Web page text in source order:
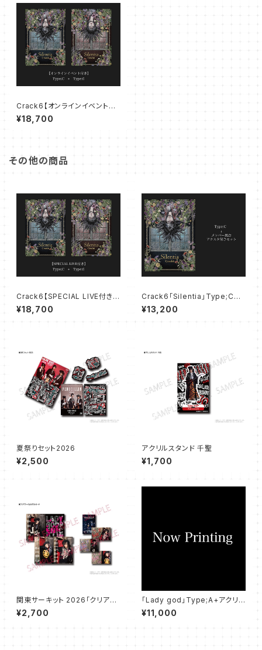
Crack6【オンラインイベント付
き】「Silentia」Type;C+Type;
6
¥18,700
その他の商品
Crack6【SPECIAL LIVE付き】
「Silentia」Type;C+Type;6
¥18,700
Crack6「Silentia」Type;C+メ
ンバー集合アクスタ付きセット
¥13,200
夏祭りセット2026
¥2,500
アクリルスタンド 千聖
¥1,700
関東サーキット 2026「クリアフ
ァイル＆ポストカード」
¥2,700
「Lady god」Type;A+アクリル
スタンド3体付きセット
¥11,000